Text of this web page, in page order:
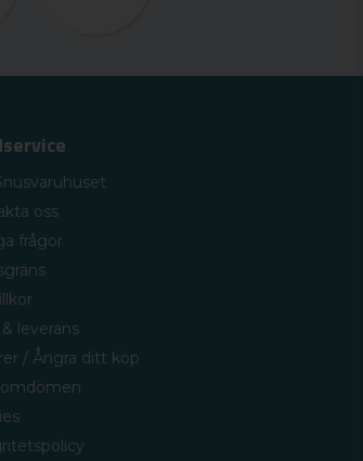
oss
frågor
leverans
/ Ångra ditt köp